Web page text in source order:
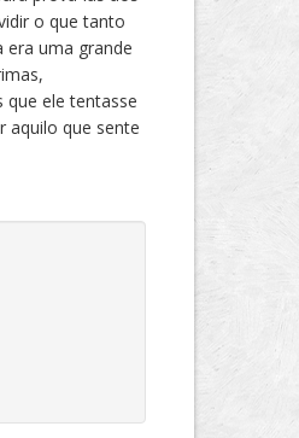
o que tanto
era uma grande
ele tentasse
aquilo que sente